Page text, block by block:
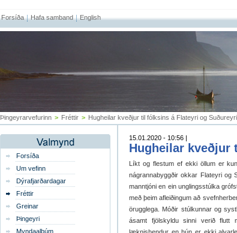
Forsíða Hafa samband English
Þingeyrarvefurinn > Fréttir > Hugheilar kveðjur til fólksins á Flateyri og Suðureyri
Forsíða
Um vefinn
Dýrafjarðardagar
Fréttir
Greinar
Þingeyri
Myndaalbúm
15.01.2020 - 10:56 |
Hugheilar kveðjur
Líkt og flestum ef ekki öllum er
nágrannabyggðir okkar Flateyri og
manntjóni en ein unglingsstúlka
með þeim afleiðingum að
örugglega. Móðir stúlkunnar og
ásamt fjölskyldu sinni verið flutt